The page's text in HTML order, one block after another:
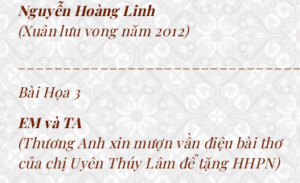
Nguyễn Hoàng Linh
(Xuân lưu vong năm 2012)
_______________________________
Bài Họa 3
EM và TA
(Thương Anh xin mượn vần điệu bài thơ
của chị Uyên Thúy Lâm để tặng HHPN)